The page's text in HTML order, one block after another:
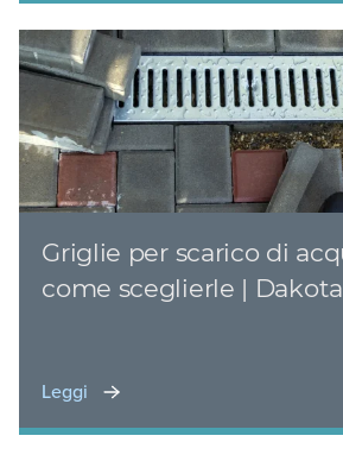
Griglie per scarico di
come sceglierle | Dakota
Leggi